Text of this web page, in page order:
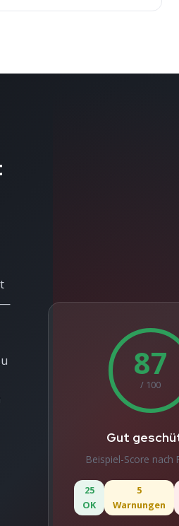
—
87
/ 100
Gut
Beispiel-Score nach
25
OK
5
Warnungen